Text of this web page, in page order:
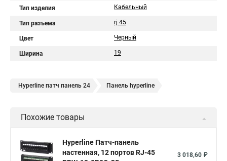
Тип изделия Кабельный
Тип разъема rj 45
Цвет Черный
Ширина 19
Hyperline патч панель 24 Панель hyperline
Похожие товары
Hyperline Патч-панель
настенная, 12 портов RJ-45
3 018,60 ₽